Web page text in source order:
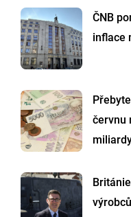
ČNB
inflace
červnu